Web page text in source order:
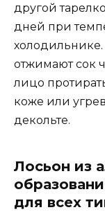
другой
дней при
холодильнике.
отжимают сок
лицо
коже или
декольте.
Лосьон из
для всех